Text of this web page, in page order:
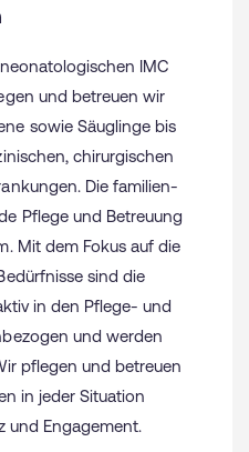
IMC
und betreuen wir
sowie Säuglinge bis
chirurgischen
Die familien-
Pflege und Betreuung
Mit dem Fokus auf die
sind die
in den Pflege- und
und werden
pflegen und betreuen
in jeder Situation
und Engagement.